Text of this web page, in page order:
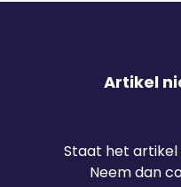
Artikel
Staat het artikel
Neem dan